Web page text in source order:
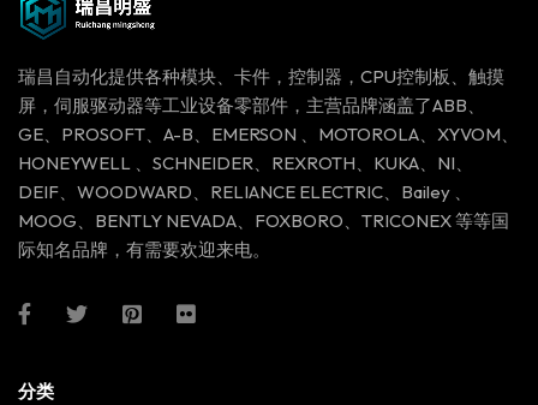
瑞昌自动化提供各种模块、卡件，控制器，CPU控制板、触摸
屏，伺服驱动器等工业设备零部件，主营品牌涵盖了ABB、
GE、PROSOFT、A-B、EMERSON 、MOTOROLA、XYVOM、
HONEYWELL 、SCHNEIDER、REXROTH、KUKA、NI、
DEIF、WOODWARD、RELIANCE ELECTRIC、Bailey 、
MOOG、BENTLY NEVADA、FOXBORO、TRICONEX 等等国
际知名品牌，有需要欢迎来电。
分类